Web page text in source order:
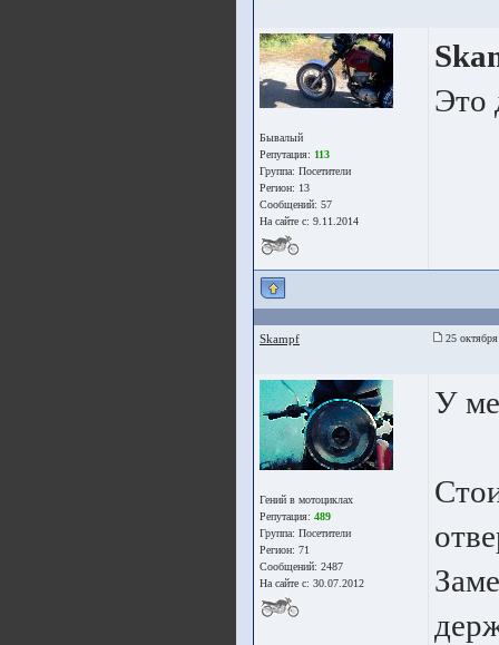
Бывалый
Репутация: 113
Группа: Посетители
Регион: 13
Сообщений: 57
На сайте с: 9.11.2014
Это
Skampf 25
Гений в мотоциклах
Репутация: 489
Группа: Посетители
Регион: 71
Сообщений: 2487
На сайте с: 30.07.2012
У